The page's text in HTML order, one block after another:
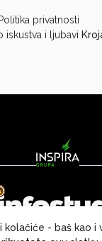
Politika privatnosti
iskustva i ljubavi
kolačiće - baš kao i